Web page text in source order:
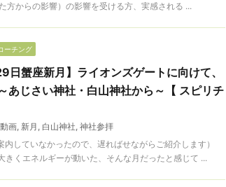
からの影響）の影響を受ける方、実感される ...
ーチング
日蟹座新月】ライオンズゲートに向けて、
じさい神社・白山神社から～【 スピリチ
動画, 新月 , 白山神社, 神社参拝
内していなかったので、遅ればせながらご紹介します）
きくエネルギーが動いた、そんな月だったと感じて ...